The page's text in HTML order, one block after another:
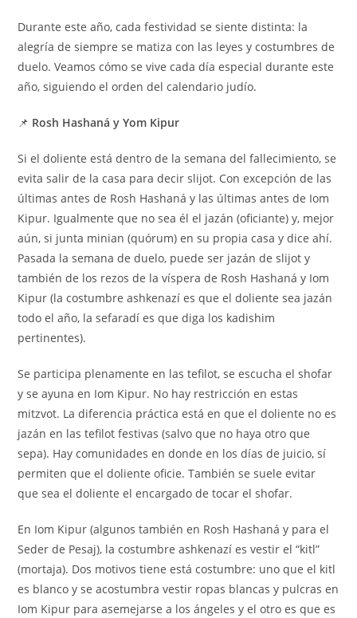
Durante este año, cada festividad se siente distinta: la
alegría de siempre se matiza con las leyes y costumbres de
duelo. Veamos cómo se vive cada día especial durante este
año, siguiendo el orden del calendario judío.
📌 Rosh Hashaná y Yom Kipur
Si el doliente está dentro de la semana del fallecimiento, se
evita salir de la casa para decir slijot. Con excepción de las
últimas antes de Rosh Hashaná y las últimas antes de Iom
Kipur. Igualmente que no sea él el jazán (oficiante) y, mejor
aún, si junta minian (quórum) en su propia casa y dice ahí.
Pasada la semana de duelo, puede ser jazán de slijot y
también de los rezos de la víspera de Rosh Hashaná y Iom
Kipur (la costumbre ashkenazí es que el doliente sea jazán
todo el año, la sefaradí es que diga los kadishim
pertinentes).
Se participa plenamente en las tefilot, se escucha el shofar
y se ayuna en Iom Kipur. No hay restricción en estas
mitzvot. La diferencia práctica está en que el doliente no es
jazán en las tefilot festivas (salvo que no haya otro que
sepa). Hay comunidades en donde en los días de juicio, sí
permiten que el doliente oficie. También se suele evitar
que sea el doliente el encargado de tocar el shofar.
En Iom Kipur (algunos también en Rosh Hashaná y para el
Seder de Pesaj), la costumbre ashkenazí es vestir el “kitl”
(mortaja). Dos motivos tiene está costumbre: uno que el kitl
es blanco y se acostumbra vestir ropas blancas y pulcras en
Iom Kipur para asemejarse a los ángeles y el otro es que es